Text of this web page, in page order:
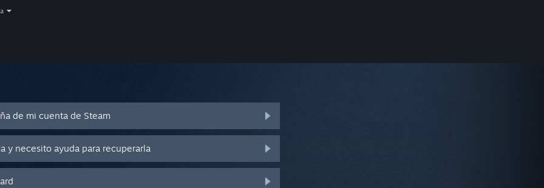
de mi cuenta de Steam
y necesito ayuda para recuperarla